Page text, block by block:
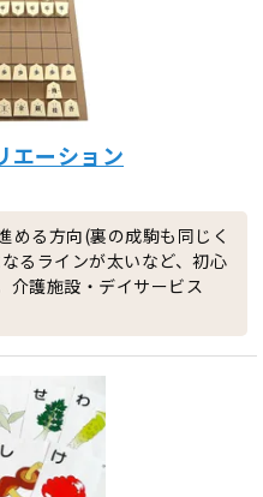
エーション
める方向(裏の成駒も同じく
るラインが太いなど、初心
介護施設・デイサービス